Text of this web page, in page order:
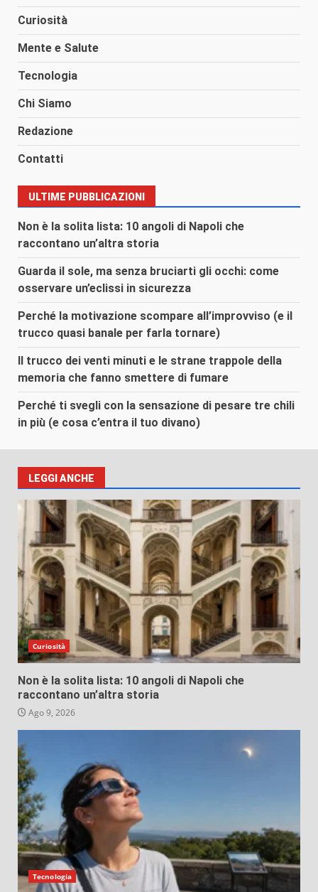
Curiosità
Mente e Salute
Tecnologia
Chi Siamo
Redazione
Contatti
ULTIME PUBBLICAZIONI
Non è la solita lista: 10 angoli di Napoli che
raccontano un’altra storia
Guarda il sole, ma senza bruciarti gli occhi: come
osservare un’eclissi in sicurezza
Perché la motivazione scompare all’improvviso (e il
trucco quasi banale per farla tornare)
Il trucco dei venti minuti e le strane trappole della
memoria che fanno smettere di fumare
Perché ti svegli con la sensazione di pesare tre chili
in più (e cosa c’entra il tuo divano)
LEGGI ANCHE
Curiosità
Non è la solita lista: 10 angoli di Napoli che
raccontano un’altra storia
Ago 9, 2026
Tecnologia